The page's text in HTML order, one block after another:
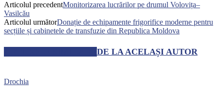
Articolul precedentMonitorizarea lucrărilor pe drumul Volovița–
Vasilcău
Articolul următorDonație de echipamente frigorifice moderne pentru
secțiile și cabinetele de transfuzie din Republica Moldova
DE LA ACELAȘI AUTOR
Drochia